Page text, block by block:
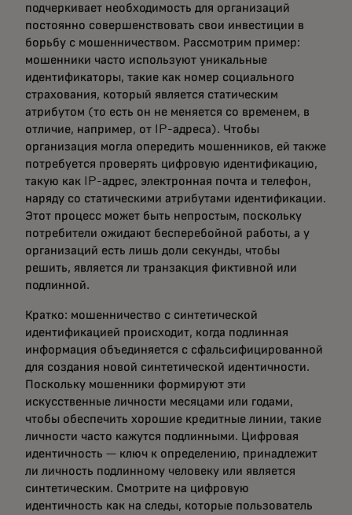
подчеркивает необходимость для организаций
постоянно совершенствовать свои инвестиции в
борьбу с мошенничеством. Рассмотрим пример:
мошенники часто используют уникальные
идентификаторы, такие как номер социального
страхования, который является статическим
атрибутом (то есть он не меняется со временем, в
отличие, например, от IP-адреса). Чтобы
организация могла опередить мошенников, ей также
потребуется проверять цифровую идентификацию,
такую как IP-адрес, электронная почта и телефон,
наряду со статическими атрибутами идентификации.
Этот процесс может быть непростым, поскольку
потребители ожидают бесперебойной работы, а у
организаций есть лишь доли секунды, чтобы
решить, является ли транзакция фиктивной или
подлинной.
Кратко: мошенничество с синтетической
идентификацией происходит, когда подлинная
информация объединяется с сфальсифицированной
для создания новой синтетической идентичности.
Поскольку мошенники формируют эти
искусственные личности месяцами или годами,
чтобы обеспечить хорошие кредитные линии, такие
личности часто кажутся подлинными. Цифровая
идентичность — ключ к определению, принадлежит
ли личность подлинному человеку или является
синтетическим. Смотрите на цифровую
идентичность как на следы, которые пользователь